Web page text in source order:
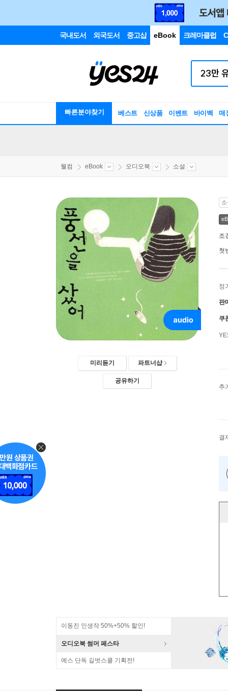
국내도서 외국도서 중고샵 eBook 크레마클럽
빠른분야찾기 베스트 신상품 이벤트 바이백 매
웰컴 eBook 오디오북 소설
미리듣기 파트너샵
공유하기
조
첫
정
판
쿠
추
결
이동진 인생작 50%+50% 할인!
오디오북 썸머 페스타
예스 단독 길벗스쿨 기획전!